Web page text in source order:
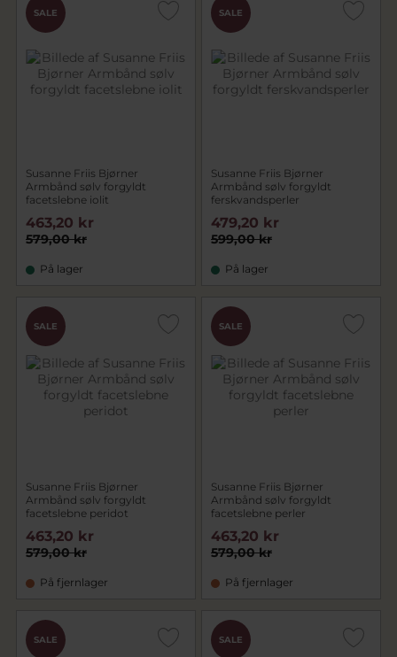
SALE
Susanne Friis Bjørner
Armbånd sølv forgyldt
facetslebne iolit
579,00 kr
463,20 kr
På lager
SALE
Susanne Friis Bjørner
Armbånd sølv forgyldt
ferskvandsperler
599,00 kr
479,20 kr
På lager
SALE
Susanne Friis Bjørner
Armbånd sølv forgyldt
facetslebne peridot
579,00 kr
463,20 kr
På fjernlager
SALE
Susanne Friis Bjørner
Armbånd sølv forgyldt
facetslebne perler
579,00 kr
463,20 kr
På fjernlager
SALE SALE